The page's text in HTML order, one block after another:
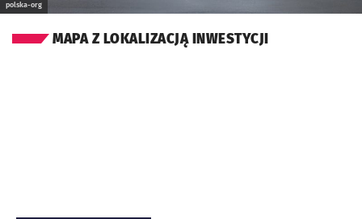
polska-org
MAPA Z LOKALIZACJĄ INWESTYCJI